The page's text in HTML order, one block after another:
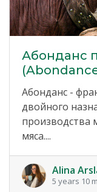
Абонданс
Абонданс -
двойного
производства
мяса....
Alina
5 years 10